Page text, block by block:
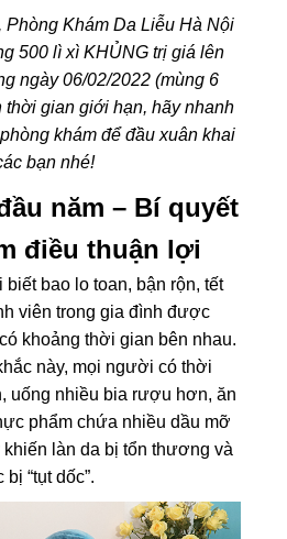
Phòng Khám Da Liễu Hà Nội
500 lì xì KHỦNG trị giá lên
ngày 06/02/2022 (mùng 6
thời gian giới hạn, hãy nhanh
khám để đầu xuân khai
bạn nhé!
năm – Bí quyết
điều thuận lợi
biết bao lo toan, bận rộn, tết
viên trong gia đình được
khoảng thời gian bên nhau.
này, mọi người có thời
uống nhiều bia rượu hơn, ăn
phẩm chứa nhiều dầu mỡ
làn da bị tổn thương và
“tụt dốc”.